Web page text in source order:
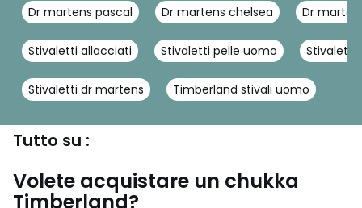
Dr martens pascal Dr martens chelsea Dr
Stivaletti allacciati Stivaletti pelle uomo
Stivaletti dr martens Timberland stivali uomo
Tutto su :
Volete acquistare un chukka
Timberland?